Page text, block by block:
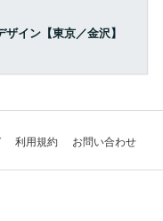
イン【東京／金沢】
利用規約 お問い合わせ